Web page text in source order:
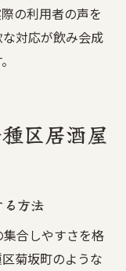
の利用者の声を
対応が飲み会成
区居酒屋
方法
合しやすさを格
菊坂町のような